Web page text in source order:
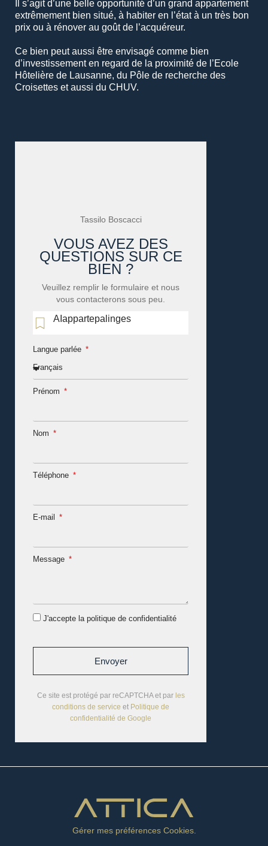
Il s’agit d’une belle opportunité d’un grand appartement
extrêmement bien situé, à habiter en l’état à un très bon
prix ou à rénover au goût de l’acquéreur.
Ce bien peut aussi être envisagé comme bien
d’investissement en regard de la proximité de l’Ecole
Hôtelière de Lausanne, du Pôle de recherche des
Croisettes et aussi du CHUV.
Tassilo Boscacci
VOUS AVEZ DES
QUESTIONS SUR CE
BIEN ?
Veuillez remplir le formulaire et nous
vous contacterons sous peu.
AIappartepalinges
Langue parlée
Prénom
Nom
Téléphone
E-mail
Message
J'accepte la politique de confidentialité
Envoyer
Ce site est protégé par reCAPTCHA et par les
conditions de service et Politique de
confidentialité de Google
Gérer mes préférences Cookies.